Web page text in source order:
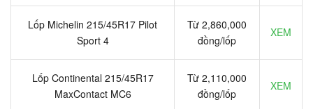
Lốp Michelin 215/45R17 Pilot
Sport 4
Từ 2,860,000
đồng/lốp
XEM
Lốp Continental 215/45R17
MaxContact MC6
Từ 2,110,000
đồng/lốp
XEM